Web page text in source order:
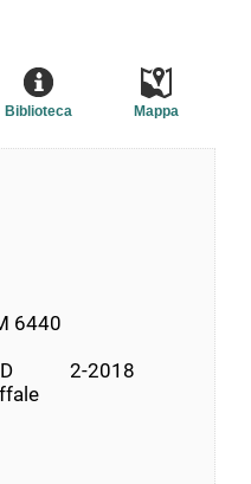
Mappa
Biblioteca
6440
2-2018